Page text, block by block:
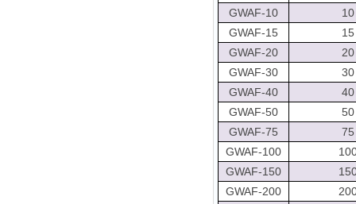
GWAF-10
10
GWAF-15
15
GWAF-20
20
GWAF-30
30
GWAF-40
40
GWAF-50
50
GWAF-75
75
GWAF-100
GWAF-150
GWAF-200